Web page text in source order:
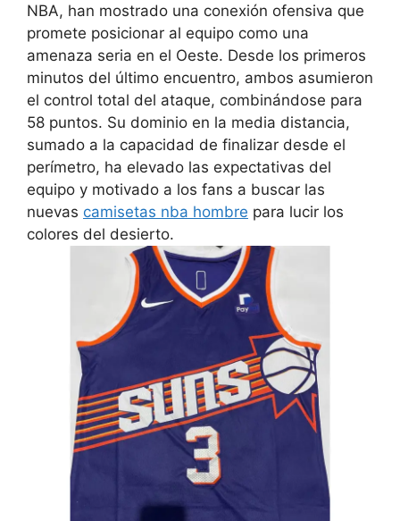
NBA, han mostrado una conexión ofensiva que
promete posicionar al equipo como una
amenaza seria en el Oeste. Desde los primeros
minutos del último encuentro, ambos asumieron
el control total del ataque, combinándose para
58 puntos. Su dominio en la media distancia,
sumado a la capacidad de finalizar desde el
perímetro, ha elevado las expectativas del
equipo y motivado a los fans a buscar las
nuevas camisetas nba hombre para lucir los
colores del desierto.